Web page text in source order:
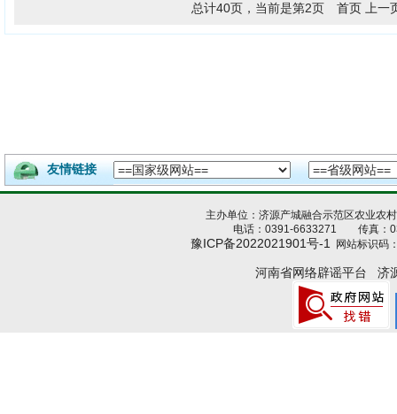
总计40页，当前是第2页 首页 上一
友情链接
主办单位：济源产城融合示范区农业
电话：0391-6633271 传真：
豫ICP备2022021901号-1 网站标识码
河南省网络辟谣平台 济